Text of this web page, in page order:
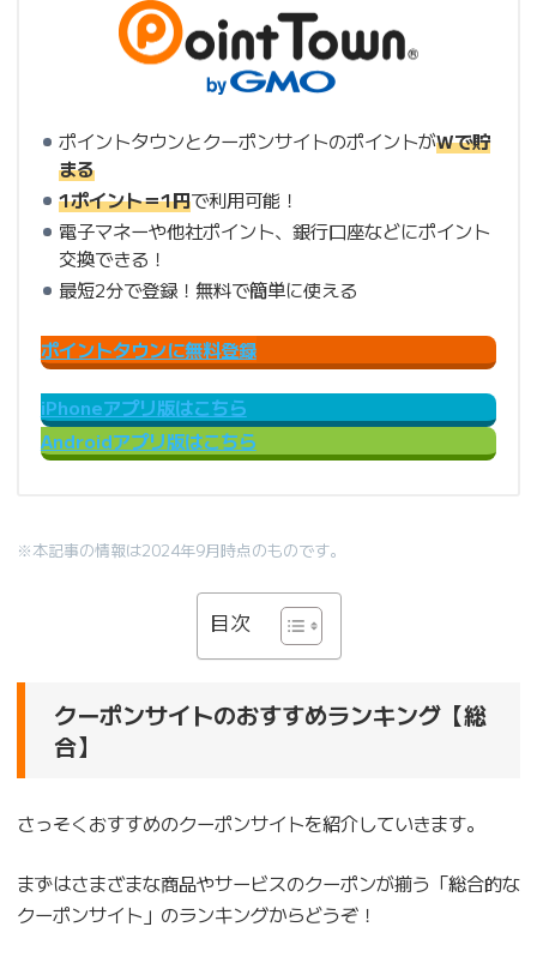
ポイントタウンとクーポンサイトのポイントがWで貯
まる
1ポイント＝1円で利用可能！
電子マネーや他社ポイント、銀行口座などにポイント
交換できる！
最短2分で登録！無料で簡単に使える
ポイントタウンに無料登録
iPhoneアプリ版はこちら
Androidアプリ版はこちら
※本記事の情報は2024年9月時点のものです。
目次
クーポンサイトのおすすめランキング【総
合】
さっそくおすすめのクーポンサイトを紹介していきます。
まずはさまざまな商品やサービスのクーポンが揃う「総合的な
クーポンサイト」のランキングからどうぞ！